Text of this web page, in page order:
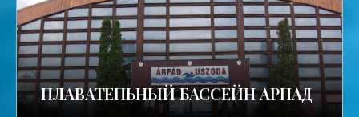
ПЛАВАТЕПЬНЫЙ БАССЕЙН АРПАД